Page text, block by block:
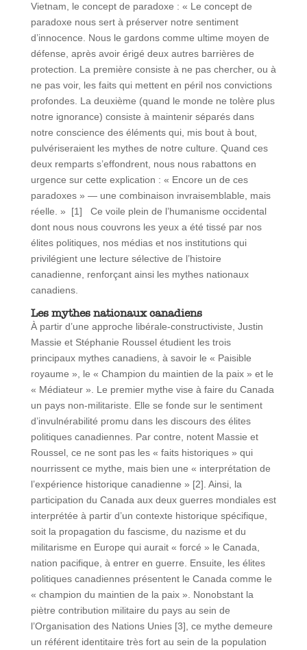
Vietnam, le concept de paradoxe : « Le concept de
paradoxe nous sert à préserver notre sentiment
d’innocence. Nous le gardons comme ultime moyen de
défense, après avoir érigé deux autres barrières de
protection. La première consiste à ne pas chercher, ou à
ne pas voir, les faits qui mettent en péril nos convictions
profondes. La deuxième (quand le monde ne tolère plus
notre ignorance) consiste à maintenir séparés dans
notre conscience des éléments qui, mis bout à bout,
pulvériseraient les mythes de notre culture. Quand ces
deux remparts s’effondrent, nous nous rabattons en
urgence sur cette explication : « Encore un de ces
paradoxes » — une combinaison invraisemblable, mais
réelle. » [1] Ce voile plein de l’humanisme occidental
dont nous nous couvrons les yeux a été tissé par nos
élites politiques, nos médias et nos institutions qui
privilégient une lecture sélective de l’histoire
canadienne, renforçant ainsi les mythes nationaux
canadiens.
Les mythes nationaux canadiens
À partir d’une approche libérale-constructiviste, Justin
Massie et Stéphanie Roussel étudient les trois
principaux mythes canadiens, à savoir le « Paisible
royaume », le « Champion du maintien de la paix » et le
« Médiateur ». Le premier mythe vise à faire du Canada
un pays non-militariste. Elle se fonde sur le sentiment
d’invulnérabilité promu dans les discours des élites
politiques canadiennes. Par contre, notent Massie et
Roussel, ce ne sont pas les « faits historiques » qui
nourrissent ce mythe, mais bien une « interprétation de
l’expérience historique canadienne » [2]. Ainsi, la
participation du Canada aux deux guerres mondiales est
interprétée à partir d’un contexte historique spécifique,
soit la propagation du fascisme, du nazisme et du
militarisme en Europe qui aurait « forcé » le Canada,
nation pacifique, à entrer en guerre. Ensuite, les élites
politiques canadiennes présentent le Canada comme le
« champion du maintien de la paix ». Nonobstant la
piètre contribution militaire du pays au sein de
l’Organisation des Nations Unies [3], ce mythe demeure
un référent identitaire très fort au sein de la population